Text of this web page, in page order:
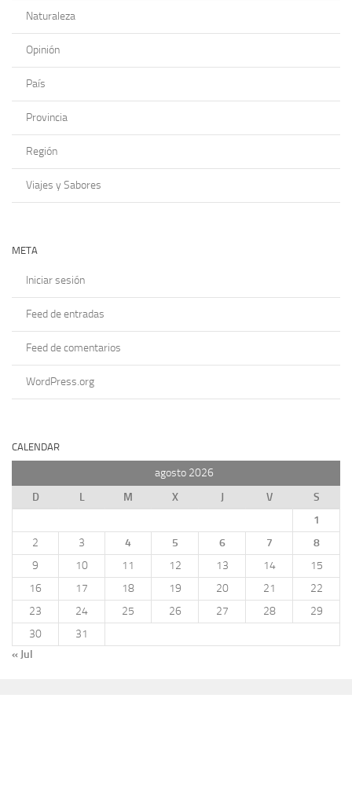
Naturaleza
Opinión
País
Provincia
Región
Viajes y Sabores
META
Iniciar sesión
Feed de entradas
Feed de comentarios
WordPress.org
CALENDAR
agosto 2026
D
L M X J V
S
1
2
3 4 5 6 7
8
9
10 11 12 13 14
15
16
17 18 19 20 21
22
23
24 25 26 27 28
29
30
31
« Jul